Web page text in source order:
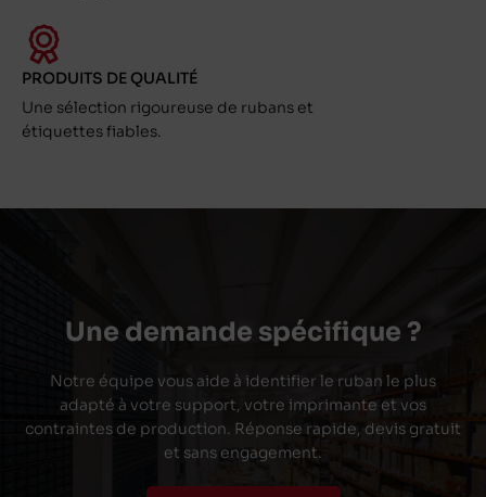
PRODUITS DE QUALITÉ
Une sélection rigoureuse de rubans et
étiquettes fiables.
Une demande spécifique ?
Notre équipe vous aide à identifier le ruban le plus
adapté à votre support, votre imprimante et vos
contraintes de production. Réponse rapide, devis gratuit
et sans engagement.